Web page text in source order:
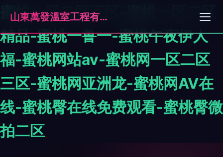
蜜桃一区二区三区-蜜桃一区二区
精品-蜜桃一鲁一-蜜桃午夜伊人
福-蜜桃网站av-蜜桃网一区二区
三区-蜜桃网亚洲龙-蜜桃网AV在
线-蜜桃臀在线免费观看-蜜桃臀微
拍二区
山東萬發溫室工程有限公司